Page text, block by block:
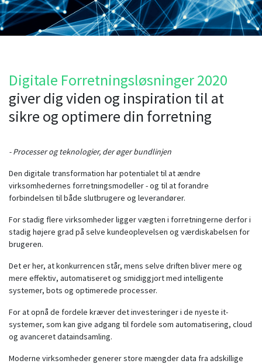
Digitale Forretningsløsninger 2020
giver dig viden og inspiration til at
sikre og optimere din forretning
- Processer og teknologier, der øger bundlinjen
Den digitale transformation har potentialet til at ændre
virksomhedernes forretningsmodeller - og til at forandre
forbindelsen til både slutbrugere og leverandører.
For stadig flere virksomheder ligger vægten i forretningerne derfor i
stadig højere grad på selve kundeoplevelsen og værdiskabelsen for
brugeren.
Det er her, at konkurrencen står, mens selve driften bliver mere og
mere effektiv, automatiseret og smidiggjort med intelligente
systemer, bots og optimerede processer.
For at opnå de fordele kræver det investeringer i de nyeste it-
systemer, som kan give adgang til fordele som automatisering, cloud
og avanceret dataindsamling.
Moderne virksomheder generer store mængder data fra adskillige